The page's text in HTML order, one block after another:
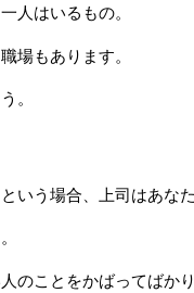
人はいるもの。
場もあります。
。
う場合、上司はあな
のことをかばってばか